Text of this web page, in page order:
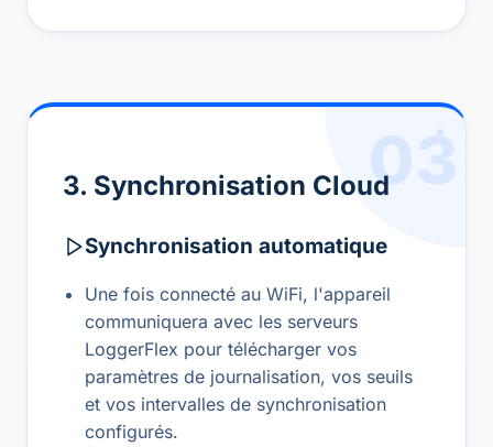
03
3. Synchronisation Cloud
Synchronisation automatique
Une fois connecté au WiFi, l'appareil
communiquera avec les serveurs
LoggerFlex pour télécharger vos
paramètres de journalisation, vos seuils
et vos intervalles de synchronisation
configurés.